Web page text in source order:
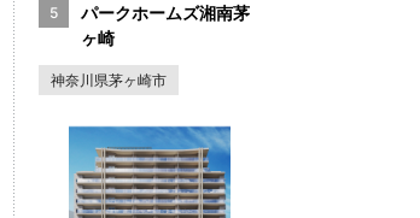
パークホームズ湘南茅
ヶ崎
神奈川県茅ヶ崎市